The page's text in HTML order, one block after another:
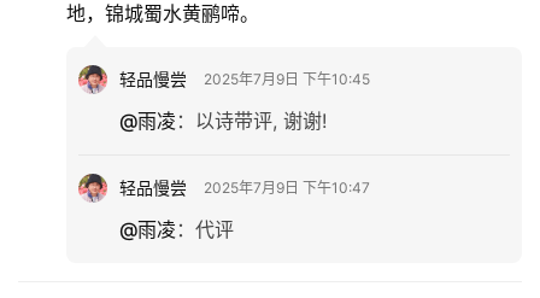
地，锦城蜀水黄鹂啼。
轻品慢尝 2025年7月9日 下午10:45
@雨凌 ： 以诗带评, 谢谢!
轻品慢尝 2025年7月9日 下午10:47
@雨凌 ： 代评